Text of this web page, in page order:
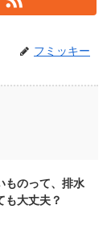
フミッキー
ものって、排水
も大丈夫？